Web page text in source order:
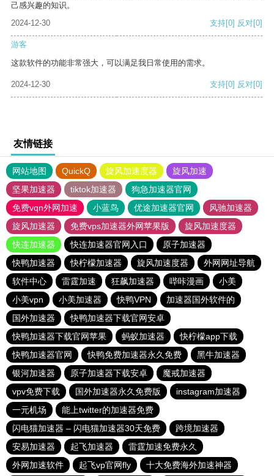
己感兴趣的知识。
2024-12-30
支持[0] 反对[0]
游客
这款软件的功能非常强大，可以满足我日常使用的需求。
2024-12-30 支持[0] 反对[0]
友情链接
网站地图 QuickQ 旋风加速度器
旋风加速
坚果加速器
tiktok加速器
狗急加速器官网
免费vqn外网加速
小蓝鸟 优途加速器官网
风驰加速器
旋风加速器
免费vps加速器外网苹果版
旋风加速度器
快连加速器
快连加速器官网入口
原子加速器
快鸭加速器
快柠檬加速器 旋风加速度器
外网网址导航
软件中心
雷霆加速 狂飙加速器 哔咔漫画
小美
小美vpn
小美加速器 快鸭VPN
加速器国外软件的
国外加速器
快鸭加速器下载官网安卓
快鸭加速器下载官网苹果
蚂蚁加速器
快柠檬app下载
快鸭加速器官网
快鸭免费加速器永久免费
黑牛加速器
银河加速器
原子加速器下载安卓
魔戒加速器
vpv免费下载
国外加速器永久免费版
instagram加速器
一元机场
能上twitter的加速器免费
闪电猫加速器 – 闪电猫加速器30天免费
跨境加速器
安易加速器
起飞加速器
雷霆加速免费永久
外网加速软件
起飞vp官网fly 十大免费海外加速神器